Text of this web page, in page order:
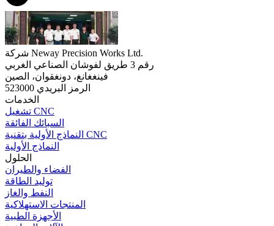
شركة Neway Precision Works Ltd.
رقم 3 طريق لفوشان الصناعي الغربي
فينغغانغ، دونغقوان، الصين
الرمز البريدي 523000
الخدمات
تشغيل CNC
السبائك الفائقة
النماذج الأولية بتقنية CNC
النماذج الأولية
الحلول
الفضاء والطيران
توليد الطاقة
النفط والغاز
المنتجات الاستهلاكية
الأجهزة الطبية